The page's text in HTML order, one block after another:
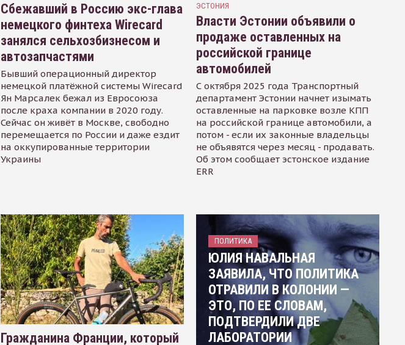
Сбежавший в Россию экс-глава
немецкого финтеха Wirecard
занялся сельхозбизнесом и
автозапчастями
Бывший операционный директор
немецкой платёжной системы Wirecard
Ян Марсалек бежал из Евросоюза
после краха компании в 2020 году.
Сейчас он живёт в Москве, свободно
перемещается по России и даже ездит
на оккупированные территории
Украины
ЭСТОНИЯ
Власти Эстонии объявили о
продаже оставленных на
российской границе
автомобилей
С октября 2025 года Транспортный
департамент Эстонии начнет изымать
оставленные на парковке возле КПП
на российской границе автомобили, а
потом - если их законные владельцы
не объявятся через месяц - продавать.
Об этом сообщает эстонское издание
ERR
Гражданина Франции, который
ПОЛИТИКА
ЮЛИЯ НАВАЛЬНАЯ
ЗАЯВИЛА, ЧТО ПОЛИТИКА
ОТРАВИЛИ В КОЛОНИИ —
ЭТО, ПО ЕЕ СЛОВАМ,
ПОДТВЕРДИЛИ ДВЕ
ЛАБОРАТОРИИ